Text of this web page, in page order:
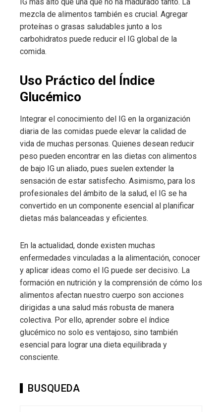
mezcla de alimentos también es crucial. Agregar
proteínas o grasas saludables junto a los
carbohidratos puede reducir el IG global de la
comida.
Uso Práctico del Índice
Glucémico
Integrar el conocimiento del IG en la organización
diaria de las comidas puede elevar la calidad de
vida de muchas personas. Quienes desean reducir
peso pueden encontrar en las dietas con alimentos
de bajo IG un aliado, pues suelen extender la
sensación de estar satisfecho. Asimismo, para los
profesionales del ámbito de la salud, el IG se ha
convertido en un componente esencial al planificar
dietas más balanceadas y eficientes.
En la actualidad, donde existen muchas
enfermedades vinculadas a la alimentación, conocer
y aplicar ideas como el IG puede ser decisivo. La
formación en nutrición y la comprensión de cómo los
alimentos afectan nuestro cuerpo son acciones
dirigidas a una salud más robusta de manera
colectiva. Por ello, aprender sobre el índice
glucémico no solo es ventajoso, sino también
esencial para lograr una dieta equilibrada y
consciente.
BUSQUEDA